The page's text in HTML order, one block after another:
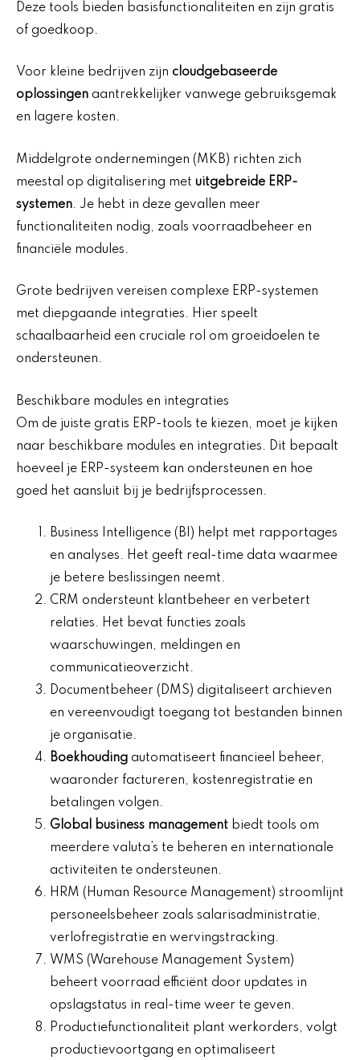
Deze tools bieden basisfunctionaliteiten en zijn gratis
of goedkoop.
Voor kleine bedrijven zijn cloudgebaseerde
oplossingen aantrekkelijker vanwege gebruiksgemak
en lagere kosten.
Middelgrote ondernemingen (MKB) richten zich
meestal op digitalisering met uitgebreide ERP-
systemen. Je hebt in deze gevallen meer
functionaliteiten nodig, zoals voorraadbeheer en
financiële modules.
Grote bedrijven vereisen complexe ERP-systemen
met diepgaande integraties. Hier speelt
schaalbaarheid een cruciale rol om groeidoelen te
ondersteunen.
Beschikbare modules en integraties
Om de juiste gratis ERP-tools te kiezen, moet je kijken
naar beschikbare modules en integraties. Dit bepaalt
hoeveel je ERP-systeem kan ondersteunen en hoe
goed het aansluit bij je bedrijfsprocessen.
Business Intelligence (BI) helpt met rapportages
en analyses. Het geeft real-time data waarmee
je betere beslissingen neemt.
CRM ondersteunt klantbeheer en verbetert
relaties. Het bevat functies zoals
waarschuwingen, meldingen en
communicatieoverzicht.
Documentbeheer (DMS) digitaliseert archieven
en vereenvoudigt toegang tot bestanden binnen
je organisatie.
Boekhouding automatiseert financieel beheer,
waaronder factureren, kostenregistratie en
betalingen volgen.
Global business management biedt tools om
meerdere valuta’s te beheren en internationale
activiteiten te ondersteunen.
HRM (Human Resource Management) stroomlijnt
personeelsbeheer zoals salarisadministratie,
verlofregistratie en wervingstracking.
WMS (Warehouse Management System)
beheert voorraad efficiënt door updates in
opslagstatus in real-time weer te geven.
Productiefunctionaliteit plant werkorders, volgt
productievoortgang en optimaliseert